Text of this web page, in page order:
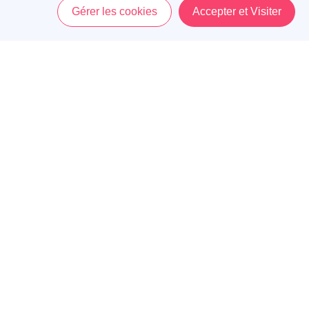
Gérer les cookies Accepter et Visiter
Menu Mon Compte Panier